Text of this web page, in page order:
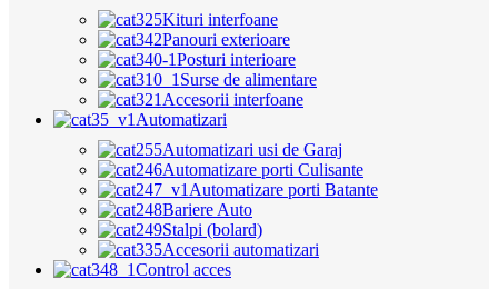
Kituri interfoane
Panouri exterioare
Posturi interioare
Surse de alimentare
Accesorii interfoane
Automatizari
Automatizari usi de Garaj
Automatizare porti Culisante
Automatizare porti Batante
Bariere Auto
Stalpi (bolard)
Accesorii automatizari
Control acces